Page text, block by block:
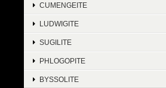
CUMENGEITE
LUDWIGITE
SUGILITE
PHLOGOPITE
BYSSOLITE